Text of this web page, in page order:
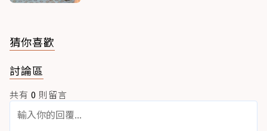
猜你喜歡
討論區
共有 0 則留言